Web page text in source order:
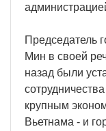
Председатель
Мин в своей
назад были
крупным
Вьетнама - и